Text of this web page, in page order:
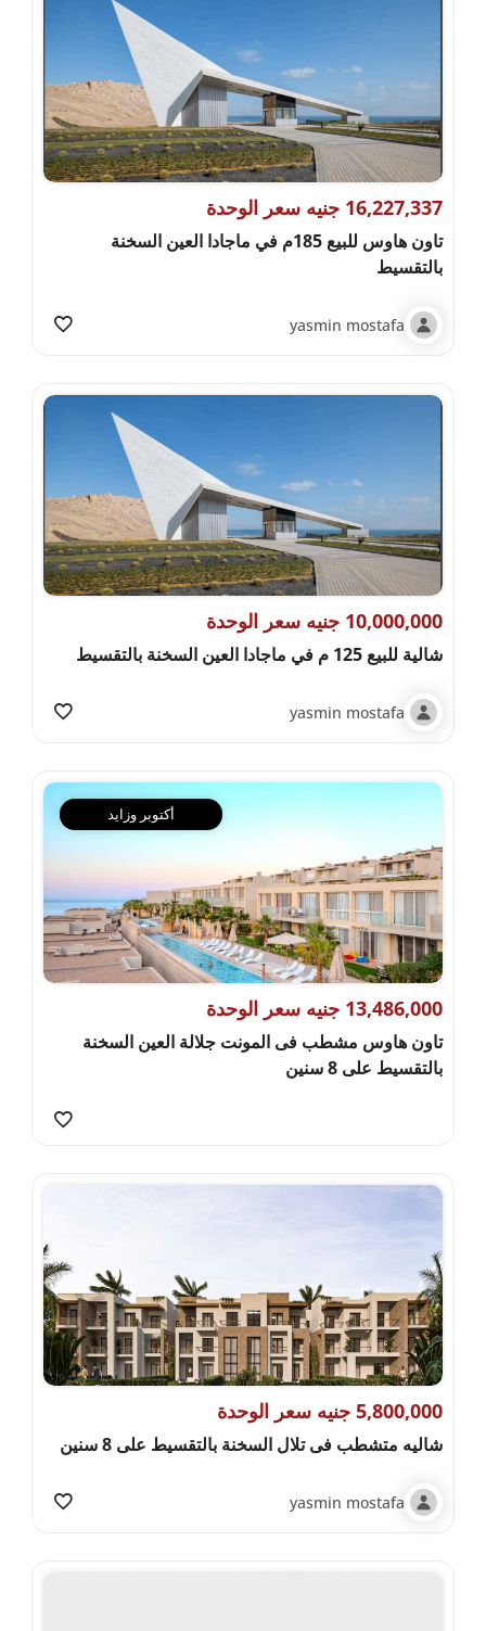
16,227,337 جنيه سعر الوحدة
تاون هاوس للبيع 185م في ماجادا العين السخنة
بالتقسيط
yasmin mostafa
10,000,000 جنيه سعر الوحدة
شالية للبيع 125 م في ماجادا العين السخنة بالتقسيط
yasmin mostafa
أكتوبر وزايد
13,486,000 جنيه سعر الوحدة
تاون هاوس مشطب فى المونت جلالة العين السخنة
بالتقسيط على 8 سنين
5,800,000 جنيه سعر الوحدة
شاليه متشطب فى تلال السخنة بالتقسيط على 8 سنين
yasmin mostafa